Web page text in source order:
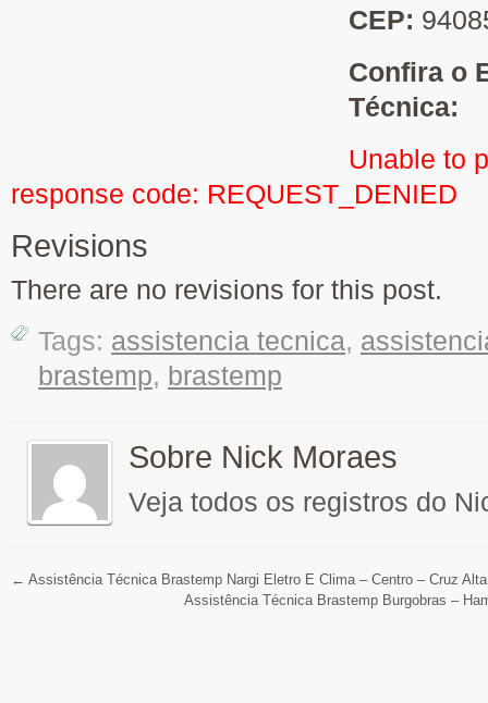
CEP:
Confira o
Técnica:
Unable to
response code: REQUEST_DENIED
Revisions
There are no revisions for this post.
Tags: assistencia tecnica,
brastemp, brastemp
Sobre Nick Moraes
Veja todos os registros do
← Assistência Técnica Brastemp Nargi Eletro E Clima – Centro – Cruz
Assistência Técnica Brastemp Burgobras –